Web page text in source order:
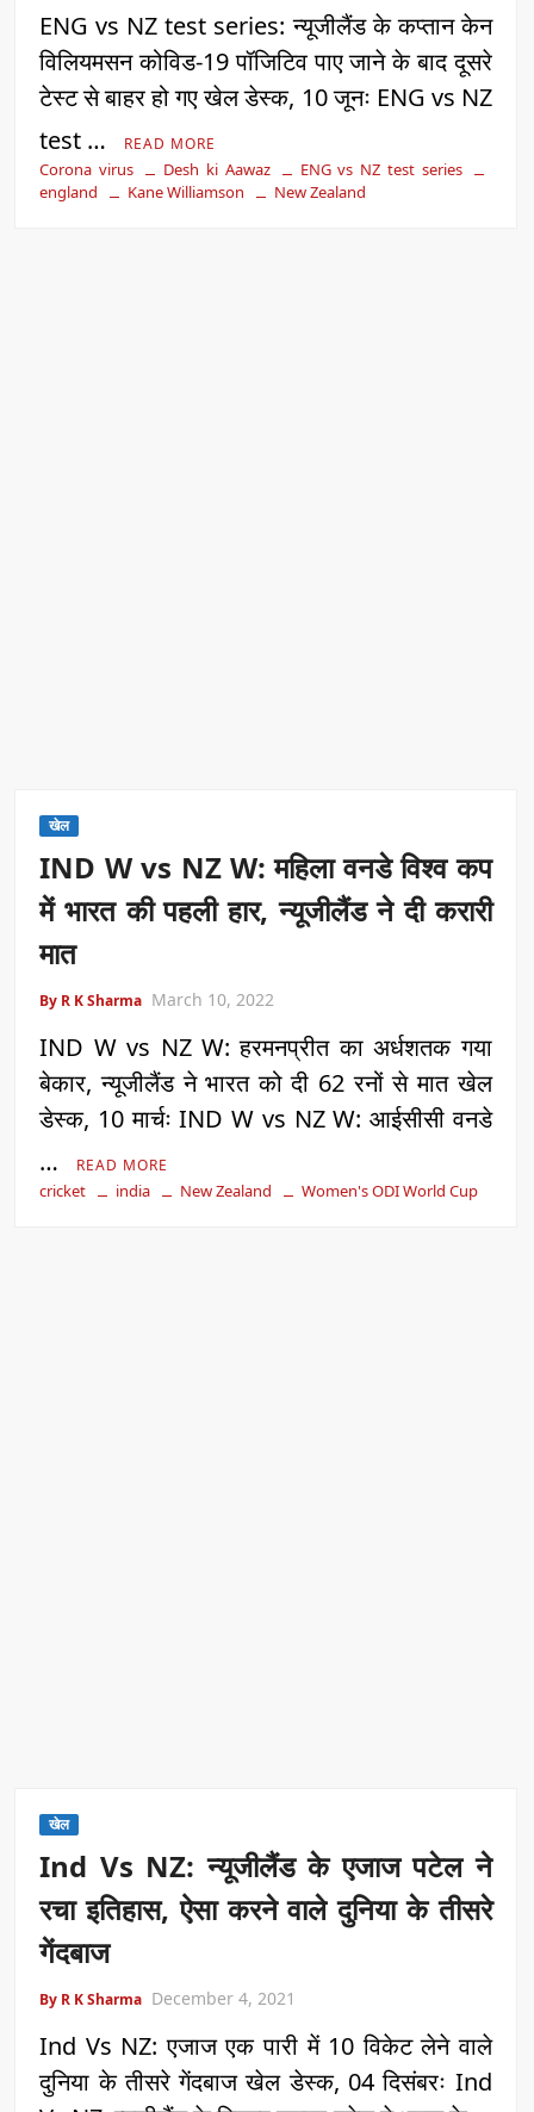
ENG vs NZ test series: न्यूजीलैंड के कप्तान केन
विलियमसन कोविड-19 पॉजिटिव पाए जाने के बाद दूसरे
टेस्ट से बाहर हो गए खेल डेस्क, 10 जूनः ENG vs NZ
test …
READ MORE
Corona virus Desh ki Aawaz
ENG vs NZ test series
england
Kane Williamson New Zealand
खेल
IND W vs NZ W: महिला वनडे विश्व कप
में भारत की पहली हार, न्यूजीलैंड ने दी करारी
मात
By R K Sharma March 10, 2022
IND W vs NZ W: हरमनप्रीत का अर्धशतक गया
बेकार, न्यूजीलैंड ने भारत को दी 62 रनों से मात खेल
डेस्क, 10 मार्चः IND W vs NZ W: आईसीसी वनडे
…
READ MORE
cricket india New Zealand Women's ODI World Cup
खेल
Ind Vs NZ: न्यूजीलैंड के एजाज पटेल ने
रचा इतिहास, ऐसा करने वाले दुनिया के तीसरे
गेंदबाज
By R K Sharma December 4, 2021
Ind Vs NZ: एजाज एक पारी में 10 विकेट लेने वाले
दुनिया के तीसरे गेंदबाज खेल डेस्क, 04 दिसंबरः Ind